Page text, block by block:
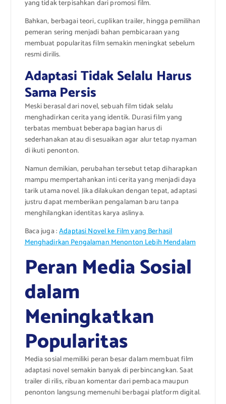
yang tidak terpisahkan dari promosi film.
Bahkan, berbagai teori, cuplikan trailer, hingga pemilihan
pemeran sering menjadi bahan pembicaraan yang
membuat popularitas film semakin meningkat sebelum
resmi dirilis.
Adaptasi Tidak Selalu Harus
Sama Persis
Meski berasal dari novel, sebuah film tidak selalu
menghadirkan cerita yang identik. Durasi film yang
terbatas membuat beberapa bagian harus di
sederhanakan atau di sesuaikan agar alur tetap nyaman
di ikuti penonton.
Namun demikian, perubahan tersebut tetap diharapkan
mampu mempertahankan inti cerita yang menjadi daya
tarik utama novel. Jika dilakukan dengan tepat, adaptasi
justru dapat memberikan pengalaman baru tanpa
menghilangkan identitas karya aslinya.
Baca juga :Adaptasi Novel ke Film yang Berhasil
Menghadirkan Pengalaman Menonton Lebih Mendalam
Peran Media Sosial
dalam
Meningkatkan
Popularitas
Media sosial memiliki peran besar dalam membuat film
adaptasi novel semakin banyak di perbincangkan. Saat
trailer di rilis, ribuan komentar dari pembaca maupun
penonton langsung memenuhi berbagai platform digital.